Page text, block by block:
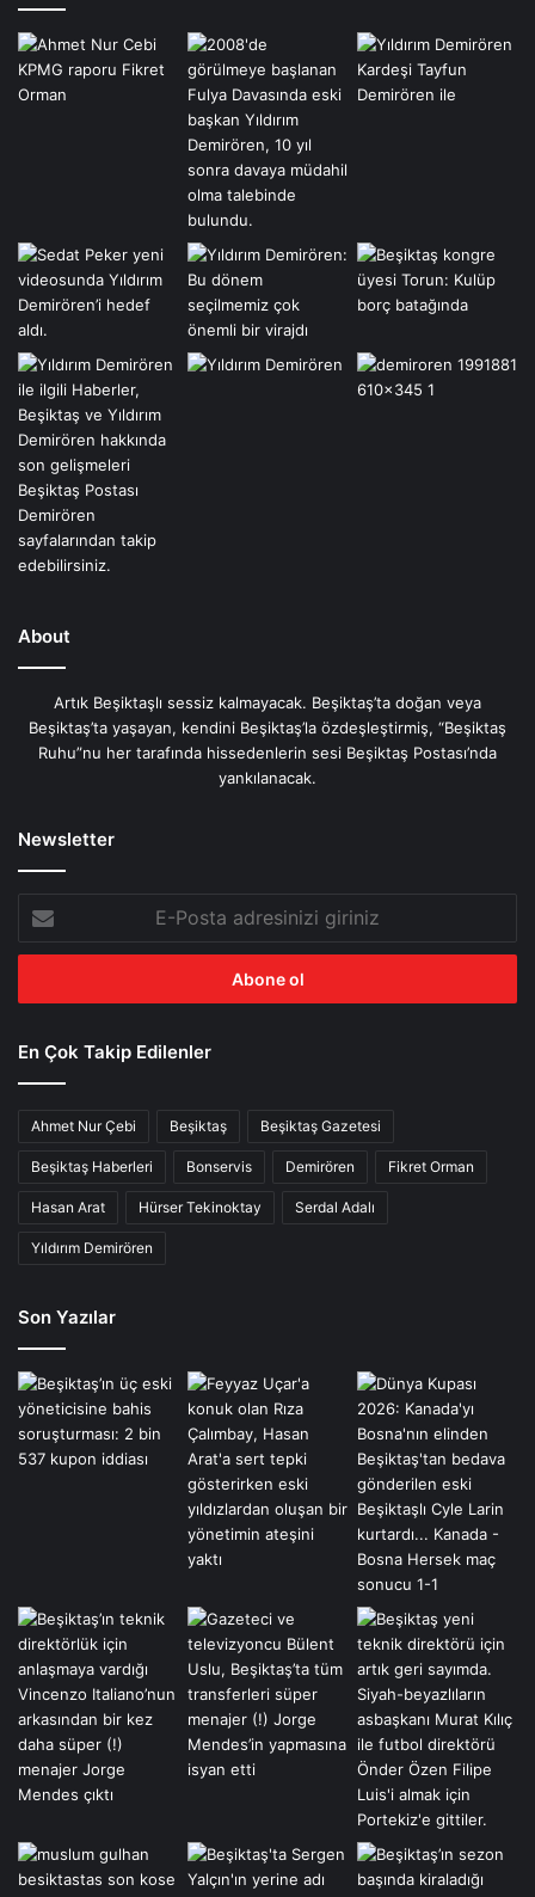
About
Artık Beşiktaşlı sessiz kalmayacak. Beşiktaş’ta doğan veya
Beşiktaş’ta yaşayan, kendini Beşiktaş’la özdeşleştirmiş, “Beşiktaş
Ruhu”nu her tarafında hissedenlerin sesi Beşiktaş Postası’nda
yankılanacak.
Newsletter
Posta
adresinizi
En Çok Takip Edilenler
Ahmet Nur Çebi Beşiktaş Beşiktaş Gazetesi
Beşiktaş Haberleri Bonservis Demirören Fikret Orman
Hasan Arat Hürser Tekinoktay Serdal Adalı
Yıldırım Demirören
Son Yazılar